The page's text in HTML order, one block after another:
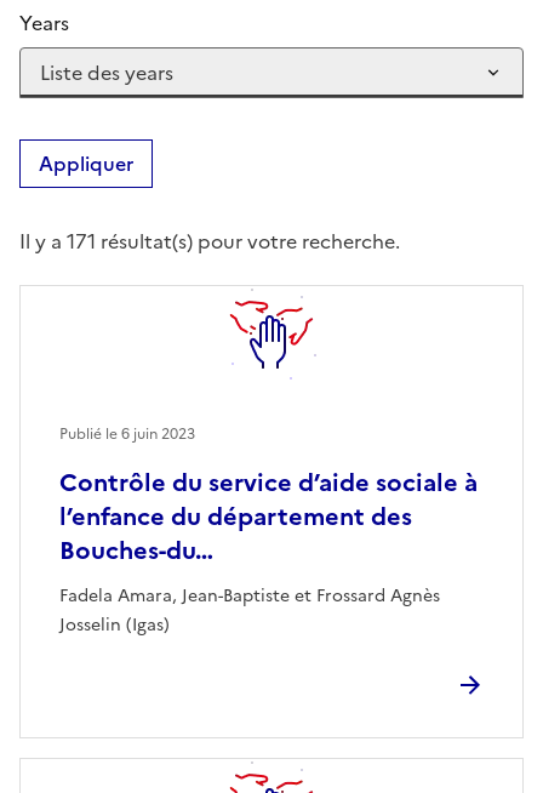
Years
Appliquer
Il y a 171 résultat(s) pour votre recherche.
Contrôle du service d’aide sociale à
l’enfance du département des
Bouches-du…
Fadela Amara, Jean-Baptiste et Frossard Agnès
Josselin (Igas)
Publié le6 juin 2023